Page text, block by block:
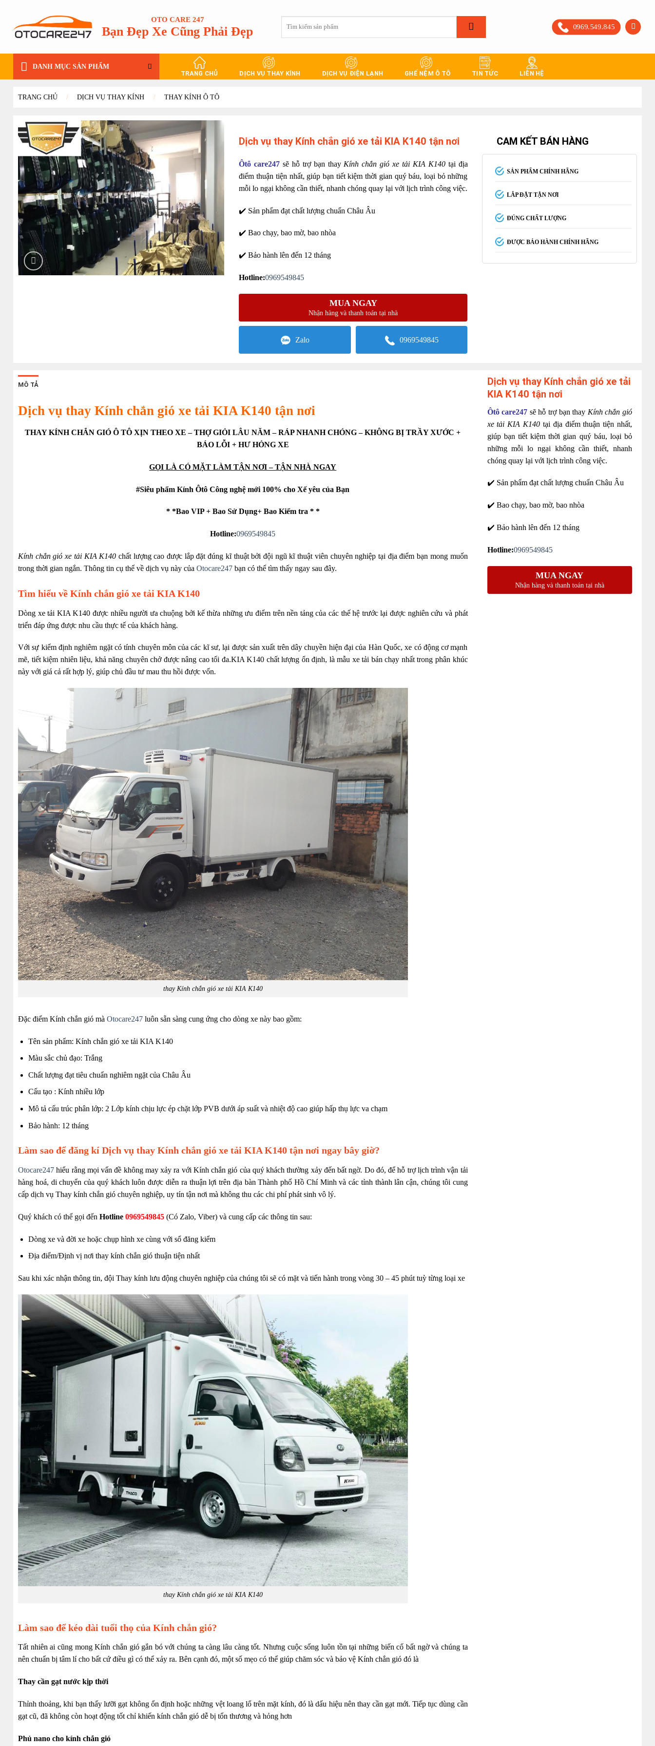
OTO CARE 247
Bạn Đẹp Xe Cũng Phải Đẹp
kiếm:
0969.549.845
DANH MỤC SẢN PHẨM
TRANG CHỦ DỊCH VỤ THAY KÍNH DỊCH VỤ ĐIỆN LẠNH GHẾ NỆM Ô TÔ TIN TỨC LIÊN HỆ
TRANG CHỦ / DỊCH VỤ THAY KÍNH / THAY KÍNH Ô TÔ
Dịch vụ thay Kính chắn gió xe tải KIA K140 tận nơi
Ôtô care247sẽ hỗ trợ bạn thay Kính chắn gió xe tải KIA K140tại địa
điểm thuận tiện nhất, giúp bạn tiết kiệm thời gian quý báu, loại bỏ những
mỗi lo ngại không cần thiết, nhanh chóng quay lại với lịch trình công việc.
✔️ Sản phẩm đạt chất lượng chuẩn Châu Âu
✔️ Bao chạy, bao mờ, bao nhòa
✔️ Bảo hành lên đến 12 tháng
Hotline:0969549845
MUA NGAY
Nhận hàng và thanh toán tại nhà
Zalo 0969549845
CAM KẾT BÁN HÀNG
SẢN PHẨM CHÍNH HÃNG
LẮP ĐẶT TẬN NƠI
ĐÚNG CHẤT LƯỢNG
ĐƯỢC BẢO HÀNH CHÍNH HÃNG
MÔ TẢ
Dịch vụ thay Kính chắn gió xe tải KIA K140 tận nơi
THAY KÍNH CHẮN GIÓ Ô TÔ XỊN THEO XE – THỢ GIỎI LÂU NĂM – RÁP NHANH CHÓNG – KHÔNG BỊ TRẦY XƯỚC +
BÁO LỖI + HƯ HỎNG XE
GỌI LÀ CÓ MẶT LÀM TẬN NƠI – TẬN NHÀ NGAY
#Siêu phẩm Kính Ôtô Công nghệ mới 100% cho Xế yêu của Bạn
* *Bao VIP + Bao Sử Dụng+ Bao Kiểm tra * *
Hotline:0969549845
Kính chắn gió xe tải KIA K140 chất lượng cao được lắp đặt đúng kĩ thuật bởi đội ngũ kĩ thuật viên chuyên nghiệp tại địa điểm bạn mong muốn
trong thời gian ngắn. Thông tin cụ thể về dịch vụ này của Otocare247 bạn có thể tìm thấy ngay sau đây.
Tìm hiểu về Kính chắn gió xe tải KIA K140
Dòng xe tải KIA K140 được nhiều người ưa chuộng bởi kế thừa những ưu điểm trên nền tảng của các thế hệ trước lại được nghiên cứu và phát
triển đáp ứng được nhu cầu thực tế của khách hàng.
Với sự kiểm định nghiêm ngặt có tính chuyên môn của các kĩ sư, lại được sản xuất trên dây chuyền hiện đại của Hàn Quốc, xe có động cơ mạnh
mẽ, tiết kiệm nhiên liệu, khả năng chuyên chở được nâng cao tối đa.KIA K140 chất lượng ổn định, là mẫu xe tải bán chạy nhất trong phân khúc
này với giá cả rất hợp lý, giúp chủ đầu tư mau thu hồi được vốn.
thay Kính chắn gió xe tải KIA K140
Đặc điểm Kính chắn gió mà Otocare247 luôn sẵn sàng cung ứng cho dòng xe này bao gồm:
Tên sản phẩm: Kính chắn gió xe tải KIA K140
Màu sắc chủ đạo: Trắng
Chất lượng đạt tiêu chuẩn nghiêm ngặt của Châu Âu
Cấu tạo : Kính nhiều lớp
Mô tả cấu trúc phân lớp: 2 Lớp kính chịu lực ép chặt lớp PVB dưới áp suất và nhiệt độ cao giúp hấp thụ lực va chạm
Bảo hành: 12 tháng
Làm sao để đăng kí Dịch vụ thay Kính chắn gió xe tải KIA K140 tận nơi ngay bây giờ?
Otocare247 hiểu rằng mọi vấn đề không may xảy ra với Kính chắn gió của quý khách thường xảy đến bất ngờ. Do đó, để hỗ trợ lịch trình vận tải
hàng hoá, di chuyển của quý khách luôn được diễn ra thuận lợi trên địa bàn Thành phố Hồ Chí Minh và các tỉnh thành lân cận, chúng tôi cung
cấp dịch vụ Thay kính chắn gió chuyên nghiệp, uy tín tận nơi mà không thu các chi phí phát sinh vô lý.
Quý khách có thể gọi đến Hotline 0969549845 (Có Zalo, Viber) và cung cấp các thông tin sau:
Dòng xe và đời xe hoặc chụp hình xe cùng với sổ đăng kiểm
Địa điểm/Định vị nơi thay kính chắn gió thuận tiện nhất
Sau khi xác nhận thông tin, đội Thay kính lưu động chuyên nghiệp của chúng tôi sẽ có mặt và tiến hành trong vòng 30 – 45 phút tuỳ từng loại xe
thay Kính chắn gió xe tải KIA K140
Làm sao để kéo dài tuổi thọ của Kính chắn gió?
Tất nhiên ai cũng mong Kính chắn gió gắn bó với chúng ta càng lâu càng tốt. Nhưng cuộc sống luôn tồn tại những biến cố bất ngờ và chúng ta
nên chuẩn bị tâm lí cho bất cứ điều gì có thể xảy ra. Bên cạnh đó, một số mẹo có thể giúp chăm sóc và bảo vệ Kính chắn gió đó là
Thay cần gạt nước kịp thời
Thỉnh thoảng, khi bạn thấy lưỡi gạt không ổn định hoặc những vệt loang lổ trên mặt kính, đó là dấu hiệu nên thay cần gạt mới. Tiếp tục dùng cần
gạt cũ, đã không còn hoạt động tốt chỉ khiến kính chắn gió dễ bị tổn thương và hỏng hơn
Phủ nano cho kính chắn gió
Dịch vụ thay Kính chắn gió xe tải
KIA K140 tận nơi
Ôtô care247 sẽ hỗ trợ bạn thay Kính chắn gió
xe tải KIA K140 tại địa điểm thuận tiện nhất,
giúp bạn tiết kiệm thời gian quý báu, loại bỏ
những mỗi lo ngại không cần thiết, nhanh
chóng quay lại với lịch trình công việc.
✔️ Sản phẩm đạt chất lượng chuẩn Châu Âu
✔️ Bao chạy, bao mờ, bao nhòa
✔️ Bảo hành lên đến 12 tháng
Hotline:0969549845
MUA NGAY
Nhận hàng và thanh toán tại nhà